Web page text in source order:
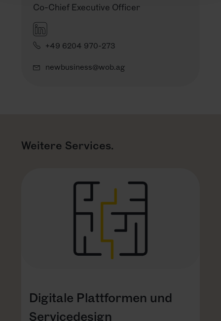
Co-Chief Executive Officer
+49 6204 970-273
newbusiness@wob.ag
Weitere Services.
Digitale Plattformen und
Servicedesign